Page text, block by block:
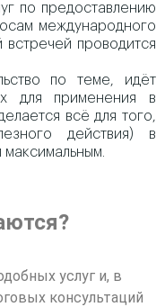
по предоставлению
международного
проводится
по теме, идёт
для применения в
всё для того,
действия) в
услуг и, в
консультаций